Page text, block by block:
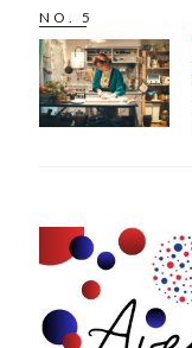
NO. 5